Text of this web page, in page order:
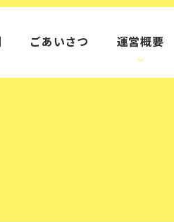
ごあいさつ 運営概要